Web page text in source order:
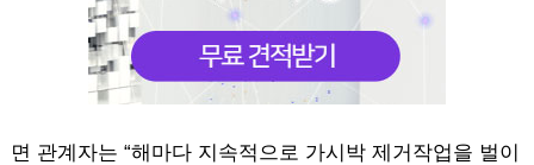
면 관계자는 “해마다 지속적으로 가시박 제거작업을 벌이